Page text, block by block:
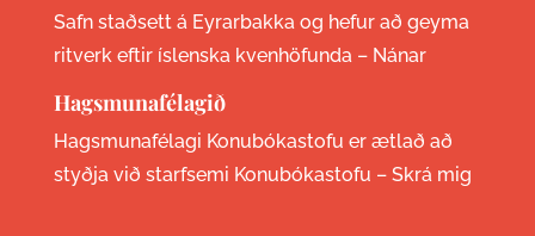
Safn staðsett á Eyrarbakka og hefur að geyma
ritverk eftir íslenska kvenhöfunda – Nánar
Hagsmunafélagið
Hagsmunafélagi Konubókastofu er ætlað að
styðja við starfsemi Konubókastofu – Skrá mig